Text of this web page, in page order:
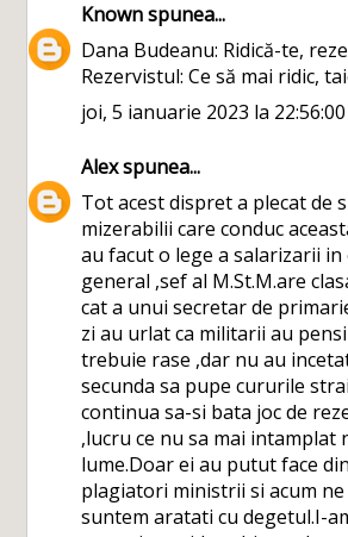
Knownspunea...
Dana Budeanu: Ridică-te,
Rezervistul: Ce să mai ridic,
joi, 5 ianuarie 2023 la 22:56:00
Alexspunea...
Tot acest dispret a plecat de
mizerabilii care conduc
au facut o lege a salarizarii in
general ,sef al M.St.M.are
cat a unui secretar de
zi au urlat ca militarii au
trebuie rase ,dar nu au
secunda sa pupe cururile
continua sa-si bata joc de
,lucru ce nu sa mai intamplat
lume.Doar ei au putut face
plagiatori ministrii si acum ne
suntem aratati cu degetul.I-